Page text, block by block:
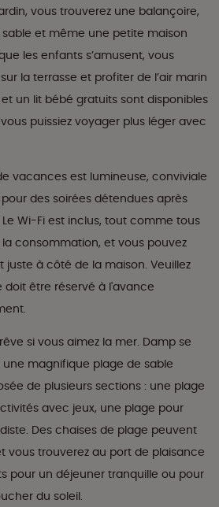
vous trouverez une balançoire,
et même une petite maison
les enfants s’amusent, vous
la terrasse et profiter de l’air marin
un lit bébé gratuits sont disponibles
puissiez voyager plus léger avec
vacances est lumineuse, conviviale
des soirées détendues après
Wi-Fi est inclus, tout comme tous
consommation, et vous pouvez
à côté de la maison. Veuillez
doit être réservé à l'avance
si vous aimez la mer. Damp se
magnifique plage de sable
de plusieurs sections : une plage
avec jeux, une plage pour
Des chaises de plage peuvent
vous trouverez au port de plaisance
pour un déjeuner tranquille ou pour
du soleil.